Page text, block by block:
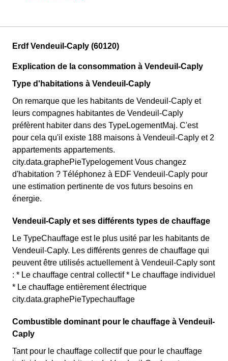
Erdf Vendeuil-Caply (60120)
Explication de la consommation à Vendeuil-Caply
Type d'habitations à Vendeuil-Caply
On remarque que les habitants de Vendeuil-Caply et
leurs compagnes habitantes de Vendeuil-Caply
préfèrent habiter dans des TypeLogementMaj. C'est
pour cela qu'il existe 188 maisons à Vendeuil-Caply et 2
appartements appartements.
city.data.graphePieTypelogement Vous changez
d'habitation ? Téléphonez à EDF Vendeuil-Caply pour
une estimation pertinente de vos futurs besoins en
énergie.
Vendeuil-Caply et ses différents types de chauffage
Le TypeChauffage est le plus usité par les habitants de
Vendeuil-Caply. Les différents genres de chauffage qui
peuvent être utilisés actuellement à Vendeuil-Caply sont
: * Le chauffage central collectif * Le chauffage individuel
* Le chauffage entièrement électrique
city.data.graphePieTypechauffage
Combustible dominant pour le chauffage à Vendeuil-
Caply
Tant pour le chauffage collectif que pour le chauffage